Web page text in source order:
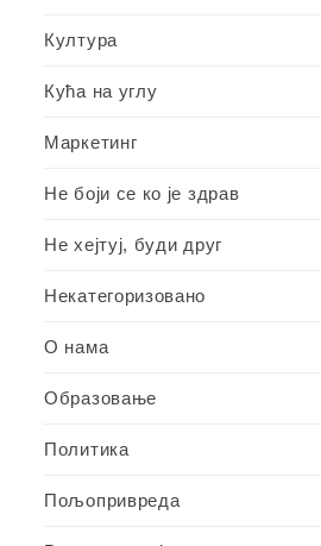
Култура
Кућа на углу
Маркетинг
Не боји се ко је здрав
Не хејтуј, буди друг
Некатегоризовано
О нама
Образовање
Политика
Пољопривреда